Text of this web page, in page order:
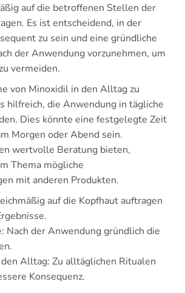
auf die betroffenen Stellen der
Es ist entscheidend, in der
zu sein und eine gründliche
der Anwendung vorzunehmen, um
vermeiden.
von Minoxidil in den Alltag zu
hilfreich, die Anwendung in tägliche
Dies könnte eine festgelegte Zeit
Morgen oder Abend sein.
wertvolle Beratung bieten,
Thema mögliche
mit anderen Produkten.
auf die Kopfhaut auftragen
Nach der Anwendung gründlich die
Alltag: Zu alltäglichen Ritualen
Konsequenz.